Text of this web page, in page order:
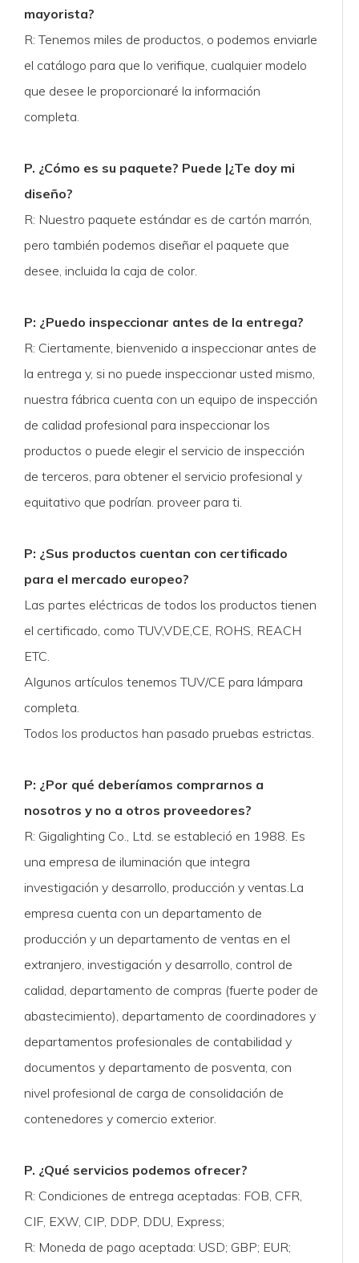
mayorista?
R: Tenemos miles de productos, o podemos enviarle
el catálogo para que lo verifique, cualquier modelo
que desee le proporcionaré la información
completa.
P. ¿Cómo es su paquete? Puede |¿Te doy mi
diseño?
R: Nuestro paquete estándar es de cartón marrón,
pero también podemos diseñar el paquete que
desee, incluida la caja de color.
P: ¿Puedo inspeccionar antes de la entrega?
R: Ciertamente, bienvenido a inspeccionar antes de
la entrega y, si no puede inspeccionar usted mismo,
nuestra fábrica cuenta con un equipo de inspección
de calidad profesional para inspeccionar los
productos o puede elegir el servicio de inspección
de terceros, para obtener el servicio profesional y
equitativo que podrían. proveer para ti.
P: ¿Sus productos cuentan con certificado
para el mercado europeo?
Las partes eléctricas de todos los productos tienen
el certificado, como TUV,VDE,CE, ROHS, REACH
ETC.
Algunos artículos tenemos TUV/CE para lámpara
completa.
Todos los productos han pasado pruebas estrictas.
P: ¿Por qué deberíamos comprarnos a
nosotros y no a otros proveedores?
R: Gigalighting Co., Ltd. se estableció en 1988. Es
una empresa de iluminación que integra
investigación y desarrollo, producción y ventas.La
empresa cuenta con un departamento de
producción y un departamento de ventas en el
extranjero, investigación y desarrollo, control de
calidad, departamento de compras (fuerte poder de
abastecimiento), departamento de coordinadores y
departamentos profesionales de contabilidad y
documentos y departamento de posventa, con
nivel profesional de carga de consolidación de
contenedores y comercio exterior.
P. ¿Qué servicios podemos ofrecer?
R: Condiciones de entrega aceptadas: FOB, CFR,
CIF, EXW, CIP, DDP, DDU, Express;
R: Moneda de pago aceptada: USD; GBP; EUR;